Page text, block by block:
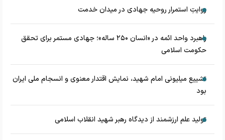
روایتِ استمرار روحیه جهادی در میدان خدمت
راهبرد واحد ائمه در «انسان ۲۵۰ ساله»؛ جهادی مستمر برای تحقق
حکومت اسلامی
تشییع میلیونی امام شهید، نمایش اقتدار معنوی و انسجام ملی ایران
بود
تولید علم ارزشمند از دیدگاه رهبر شهید انقلاب اسلامی